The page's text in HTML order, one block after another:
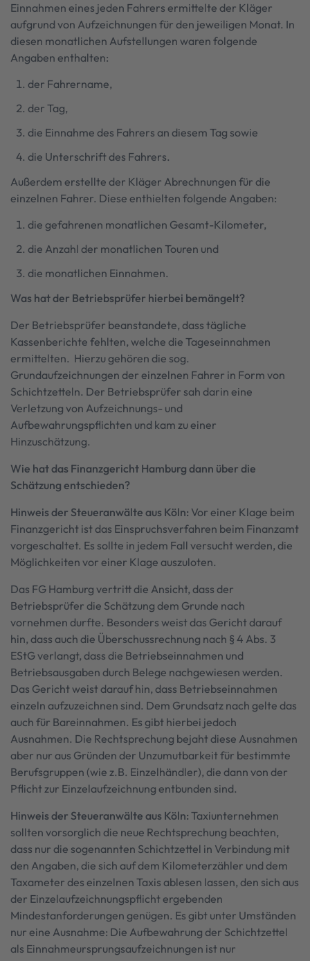
Einnahmen eines jeden Fahrers ermittelte der Kläger
aufgrund von Aufzeichnungen für den jeweiligen Monat. In
diesen monatlichen Aufstellungen waren folgende
Angaben enthalten:
der Fahrername,
der Tag,
die Einnahme des Fahrers an diesem Tag sowie
die Unterschrift des Fahrers.
Außerdem erstellte der Kläger Abrechnungen für die
einzelnen Fahrer. Diese enthielten folgende Angaben:
die gefahrenen monatlichen Gesamt-Kilometer,
die Anzahl der monatlichen Touren und
die monatlichen Einnahmen.
Was hat der Betriebsprüfer hierbei bemängelt?
Der Betriebsprüfer beanstandete, dass tägliche
Kassenberichte fehlten, welche die Tageseinnahmen
ermittelten. Hierzu gehören die sog.
Grundaufzeichnungen der einzelnen Fahrer in Form von
Schichtzetteln. Der Betriebsprüfer sah darin eine
Verletzung von Aufzeichnungs- und
Aufbewahrungspflichten und kam zu einer
Hinzuschätzung.
Wie hat das Finanzgericht Hamburg dann über die
Schätzung entschieden?
Hinweis der Steueranwälte aus Köln: Vor einer Klage beim
Finanzgericht ist das Einspruchsverfahren beim Finanzamt
vorgeschaltet. Es sollte in jedem Fall versucht werden, die
Möglichkeiten vor einer Klage auszuloten.
Das FG Hamburg vertritt die Ansicht, dass der
Betriebsprüfer die Schätzung dem Grunde nach
vornehmen durfte. Besonders weist das Gericht darauf
hin, dass auch die Überschussrechnung nach § 4 Abs. 3
EStG verlangt, dass die Betriebseinnahmen und
Betriebsausgaben durch Belege nachgewiesen werden.
Das Gericht weist darauf hin, dass Betriebseinnahmen
einzeln aufzuzeichnen sind. Dem Grundsatz nach gelte das
auch für Bareinnahmen. Es gibt hierbei jedoch
Ausnahmen. Die Rechtsprechung bejaht diese Ausnahmen
aber nur aus Gründen der Unzumutbarkeit für bestimmte
Berufsgruppen (wie z.B. Einzelhändler), die dann von der
Pflicht zur Einzelaufzeichnung entbunden sind.
Hinweis der Steueranwälte aus Köln: Taxiunternehmen
sollten vorsorglich die neue Rechtsprechung beachten,
dass nur die sogenannten Schichtzettel in Verbindung mit
den Angaben, die sich auf dem Kilometerzähler und dem
Taxameter des einzelnen Taxis ablesen lassen, den sich aus
der Einzelaufzeichnungspflicht ergebenden
Mindestanforderungen genügen. Es gibt unter Umständen
nur eine Ausnahme: Die Aufbewahrung der Schichtzettel
als Einnahmeursprungsaufzeichnungen ist nur